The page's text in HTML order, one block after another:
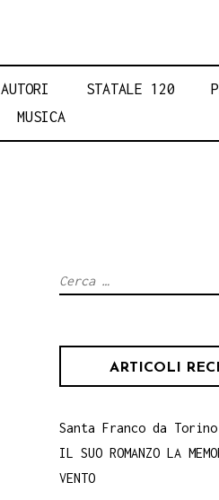
AUTORI STATALE 120
MUSICA
Ricerca
ARTICOLI
Santa Franco da Torino
IL SUO ROMANZO LA
VENTO